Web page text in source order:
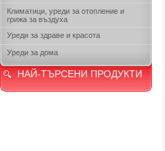
Климатици, уреди за отопление и
грижа за въздуха
Уреди за здраве и красота
Уреди за дома
НАЙ-ТЪРСЕНИ ПРОДУКТИ